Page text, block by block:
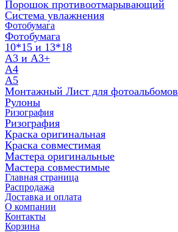
Порошок противоотмарывающий
Система увлажнения
Фотобумага
Фотобумага
10*15 и 13*18
A3 и А3+
А4
А5
Монтажный Лист для фотоальбомов
Рулоны
Ризография
Ризография
Краска оригинальная
Краска совместимая
Мастера оригинальные
Мастера совместимые
Главная страница
Распродажа
Доставка и оплата
О компании
Контакты
Корзина